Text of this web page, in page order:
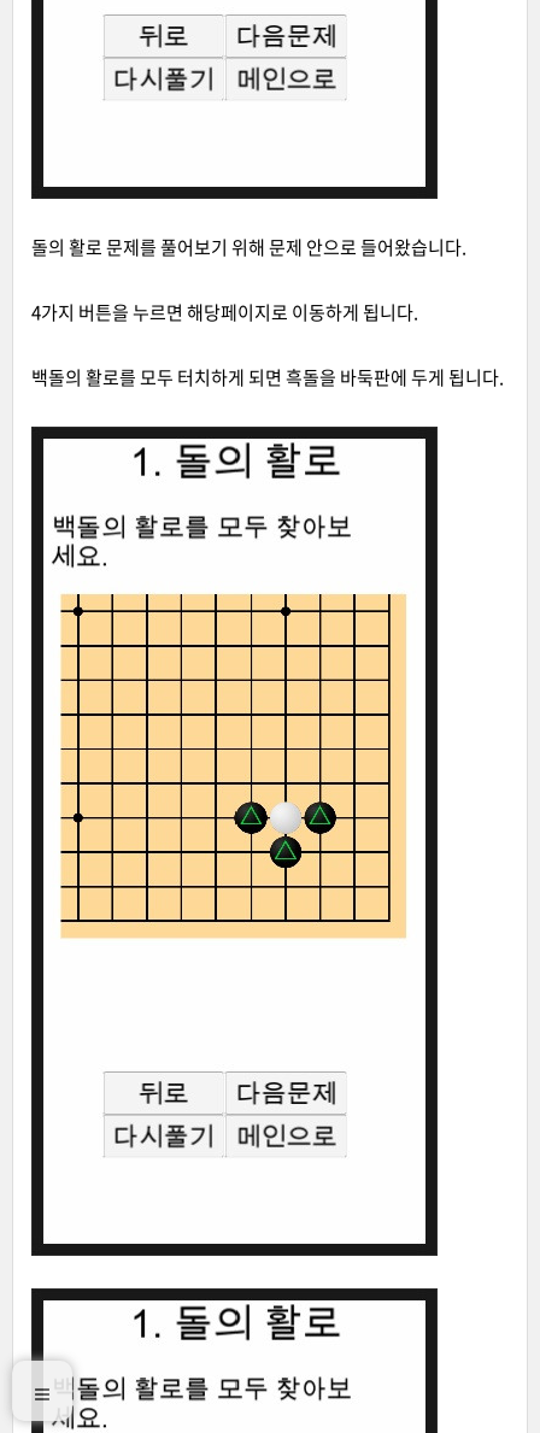
돌의 활로 문제를 풀어보기 위해 문제 안으로 들어왔습니다.
4가지 버튼을 누르면 해당페이지로 이동하게 됩니다.
백돌의 활로를 모두 터치하게 되면 흑돌을 바둑판에 두게 됩니다.